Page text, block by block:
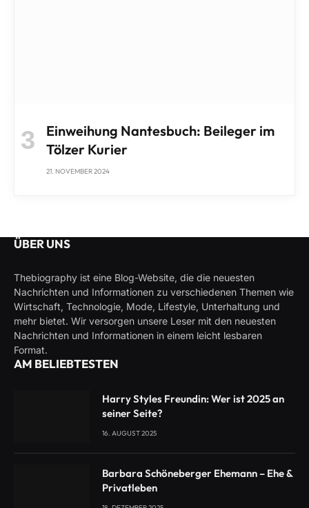
Einweihung Nantesbuch: Beileger im
Tölzer Kurier
21. NOVEMBER 2024
ÜBER UNS
Thebiography ist eine Blog-Website, die die neuesten
Nachrichten und Informationen zu verschiedenen Themen wie
Wirtschaft, Technologie, Mode, Lifestyle, Unterhaltung und
mehr bietet. Wir versorgen unsere Leser mit den neuesten
Nachrichten und Informationen in einem leicht lesbaren
Format.
AM BELIEBTESTEN
Harry Styles Freundin: Wer ist 2025 an
seiner Seite?
16. AUGUST 2025
Barbara Schöneberger Ehemann – Ehe &
Privatleben